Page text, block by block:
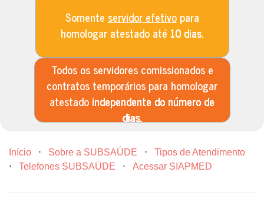
Somente servidor efetivopara
homologar atestado até 10 dias.
Todos os servidores comissionados e
contratos temporários para homologar
atestado independente do número de
dias.
Início ⋅ Sobre a SUBSAÚDE ⋅
Tipos de Atendimento
⋅
Telefones SUBSAÚDE ⋅ Acessar SIAPMED